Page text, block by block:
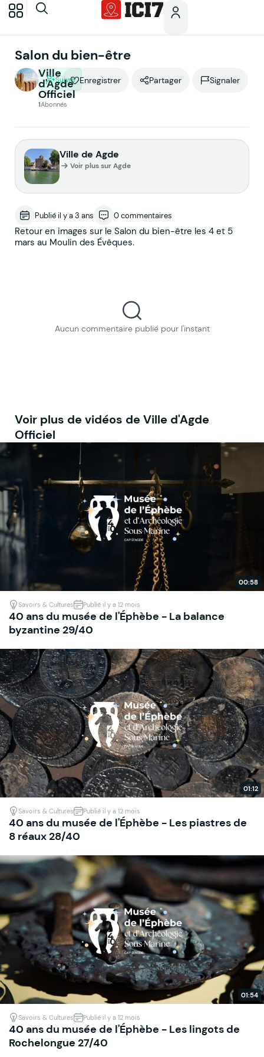
Salon du bien-être
Ville
d'Agde
Officiel
1Abonnés
Suivre Enregistrer Partager Signaler
Ville de Agde
Voir plus sur Agde
Publié il y a 3 ans 0 commentaires
Retour en images sur le Salon du bien-être les 4 et 5
mars au Moulin des Évêques.
Aucun commentaire publié pour l'instant
Voir plus de vidéos de Ville d'Agde
Officiel
00:58
Savoirs & Cultures Publié il y a 12 mois
40 ans du musée de l'Éphèbe - La balance
byzantine 29/40
01:12
Savoirs & Cultures Publié il y a 12 mois
40 ans du musée de l'Éphèbe - Les piastres de
8 réaux 28/40
01:54
Savoirs & Cultures Publié il y a 12 mois
40 ans du musée de l'Éphèbe - Les lingots de
Rochelongue 27/40